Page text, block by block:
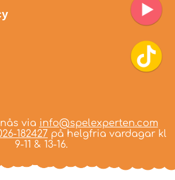
via info@spelexperten.com
182427 på helgfria vardagar kl
9-11 & 13-16.